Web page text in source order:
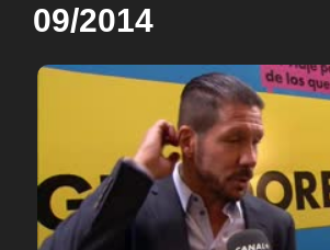
09/2014